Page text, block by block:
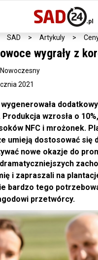
SAD > Artykuly >
wygrały z
2021
wzrosła o
NFC i mrożonek.
umieją dostosować się
nowe okazje do
i zapraszali na
bardzo tego
przetwórcy.